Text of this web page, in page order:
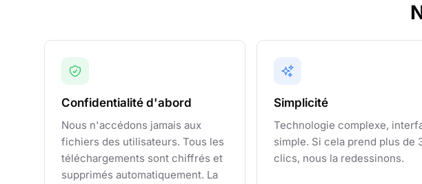
Confidentialité d'abord
Nous n'accédons jamais aux
fichiers des utilisateurs. Tous les
téléchargements sont chiffrés et
supprimés automatiquement. La
Simplicité
Technologie complexe,
simple. Si cela prend plus de
clics, nous la redessinons.